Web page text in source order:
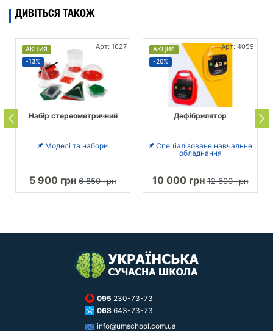
ДИВІТЬСЯ ТАКОЖ
АКЦИЯ
-13%
Арт: 1627
Набір стереометричний
Моделі та набори
5 900 грн 6 850 грн
АКЦИЯ
-20%
Арт: 4059
Дефібрилятор
Спеціалізоване навчальне
обладнання
10 000 грн12 600 грн
095 230-73-73
068 643-73-73
info@umschool.com.ua